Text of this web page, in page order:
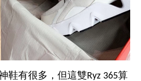
鞋有很多，但這雙Ryz 365算